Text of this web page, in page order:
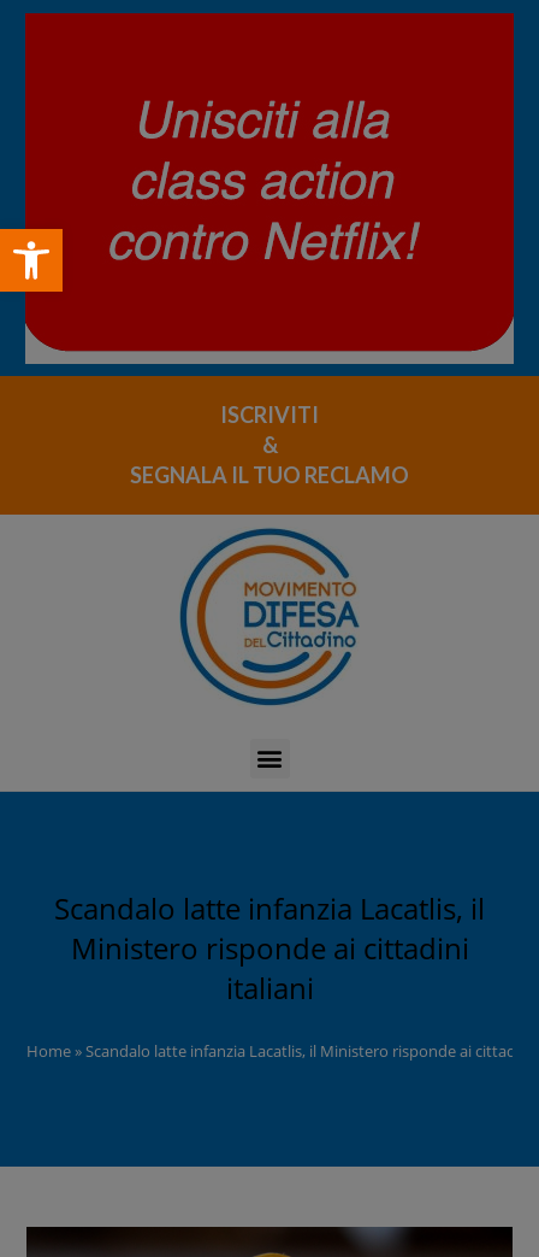
Open toolbar
ISCRIVITI
&
SEGNALA IL TUO RECLAMO
Scandalo latte infanzia Lacatlis, il
Ministero risponde ai cittadini
italiani
Home» Scandalo latte infanzia Lacatlis, il Ministero risponde ai cittadini